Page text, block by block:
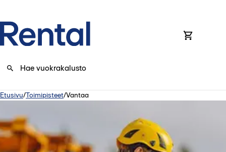
Etusivu/Toimipisteet/Vantaa